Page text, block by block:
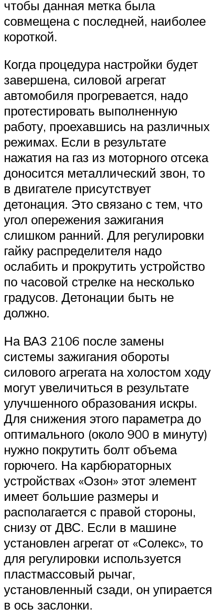
чтобы данная метка была
совмещена с последней, наиболее
короткой.
Когда процедура настройки будет
завершена, силовой агрегат
автомобиля прогревается, надо
протестировать выполненную
работу, проехавшись на различных
режимах. Если в результате
нажатия на газ из моторного отсека
доносится металлический звон, то
в двигателе присутствует
детонация. Это связано с тем, что
угол опережения зажигания
слишком ранний. Для регулировки
гайку распределителя надо
ослабить и прокрутить устройство
по часовой стрелке на несколько
градусов. Детонации быть не
должно.
На ВАЗ 2106 после замены
системы зажигания обороты
силового агрегата на холостом ходу
могут увеличиться в результате
улучшенного образования искры.
Для снижения этого параметра до
оптимального (около 900 в минуту)
нужно покрутить болт объема
горючего. На карбюраторных
устройствах «Озон» этот элемент
имеет большие размеры и
располагается с правой стороны,
снизу от ДВС. Если в машине
установлен агрегат от «Солекс», то
для регулировки используется
пластмассовый рычаг,
установленный сзади, он упирается
в ось заслонки.